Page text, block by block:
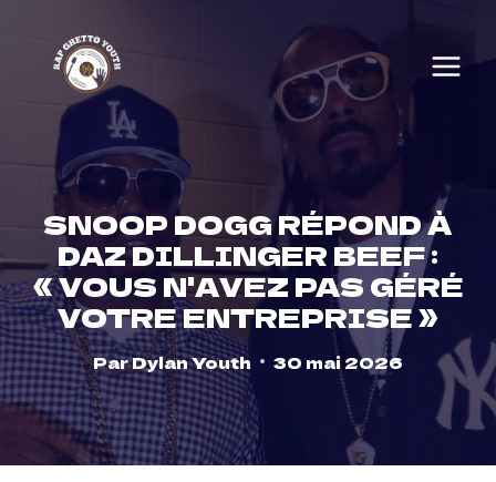
content
SNOOP DOGG RÉPOND À
DAZ DILLINGER BEEF :
« VOUS N'AVEZ PAS GÉRÉ
VOTRE ENTREPRISE »
ParDylan Youth 30 mai 2026